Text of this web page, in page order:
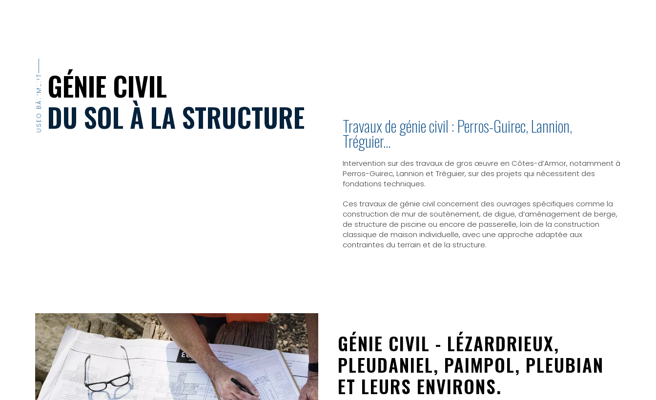
USEO BÂTIMENT GÉNIE CIVIL
DU SOL À LA STRUCTURE
Travaux de génie civil : Perros-Guirec, Lannion,
Tréguier...
Intervention sur des travaux de gros œuvre en Côtes-d’Armor, notamment à
Perros-Guirec, Lannion et Tréguier, sur des projets qui nécessitent des
fondations techniques.
Ces travaux de génie civil concernent des ouvrages spécifiques comme la
construction de mur de soutènement, de digue, d’aménagement de berge,
de structure de piscine ou encore de passerelle, loin de la construction
classique de maison individuelle, avec une approche adaptée aux
contraintes du terrain et de la structure.
GÉNIE CIVIL - LÉZARDRIEUX,
PLEUDANIEL, PAIMPOL, PLEUBIAN
ET LEURS ENVIRONS.